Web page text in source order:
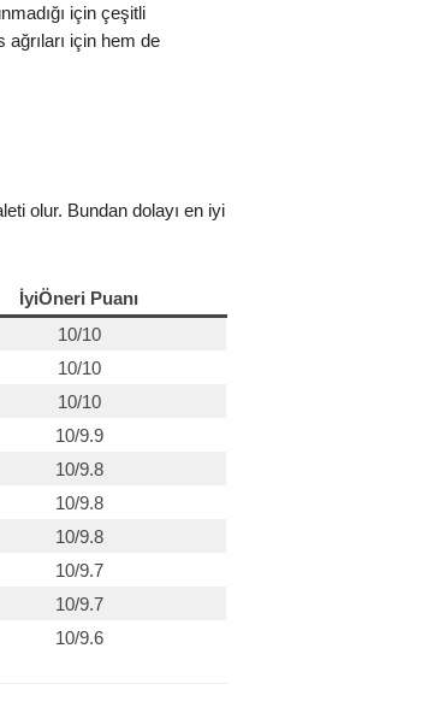
için çeşitli
için hem de
olur. Bundan dolayı en iyi
İyiÖneri Puanı
10/10
10/10
10/10
10/9.9
10/9.8
10/9.8
10/9.8
10/9.7
10/9.7
10/9.6